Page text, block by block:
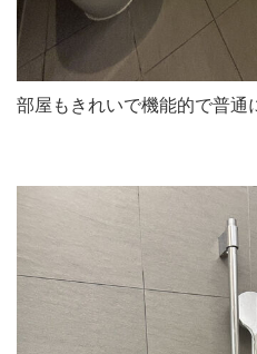
部屋もきれいで機能的で普通